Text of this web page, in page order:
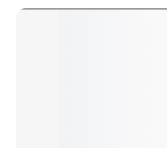
Скриншоты